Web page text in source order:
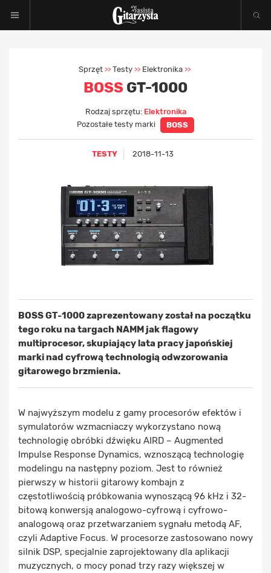
Sprzęt >> Testy >> Elektronika >>
BOSS GT-1000
Rodzaj sprzętu: Elektronika
Pozostałe testy marki
BOSS
TESTY 2018-11-13
BOSS GT-1000 zaprezentowany został na początku
tego roku na targach NAMM jak flagowy
multiprocesor, skupiający lata pracy japońskiej
marki nad cyfrową technologią odwzorowania
gitarowego brzmienia.
W najwyższym modelu z gamy procesorów efektów i
symulatorów wzmacniaczy wykorzystano nową
technologię obróbki dźwięku AIRD – Augmented
Impulse Response Dynamics, wznoszącą technologię
modelingu na następny poziom. Jest to również
pierwszy w historii gitarowy kombajn z
częstotliwością próbkowania wynoszącą 96 kHz i 32-
bitową konwersją analogowo-cyfrową i cyfrowo-
analogową oraz przetwarzaniem sygnału metodą AF,
czyli Adaptive Focus. W procesorze zastosowano nowy
silnik DSP, specjalnie zaprojektowany dla aplikacji
muzycznych, o mocy ponad trzy razy większej w